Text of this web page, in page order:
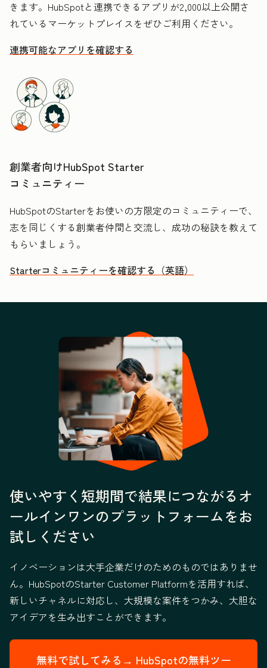
きます。HubSpotと連携できるアプリが2,000以上公開さ
れているマーケットプレイスをぜひご利用ください。
連携可能なアプリを確認する
創業者向けHubSpot Starter
コミュニティー
HubSpotのStarterをお使いの方限定のコミュニティーで、
志を同じくする創業者仲間と交流し、成功の秘訣を教えて
もらいましょう。
Starterコミュニティーを確認する（英語）
使いやすく短期間で結果につながるオ
ールインワンのプラットフォームをお
試しください
イノベーションは大手企業だけのためのものではありませ
ん。HubSpotのStarter Customer Platformを活用すれば、
新しいチャネルに対応し、大規模な案件をつかみ、大胆な
アイデアを生み出すことができます。
無料で試してみる→ HubSpotの無料ツー